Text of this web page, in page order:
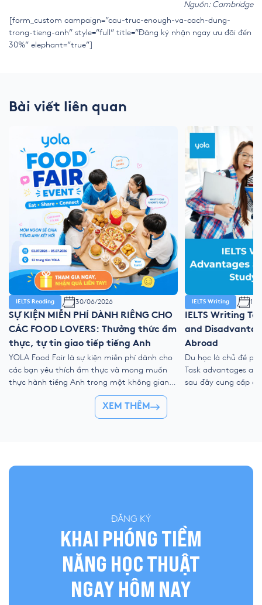
Nguồn: Cambridge
[form_custom campaign=”cau-truc-enough-va-cach-dung-
trong-tieng-anh” style=”full” title=”Đăng ký nhận ngay ưu đãi đến
30%” elephant=”true”]
Bài viết liên quan
IELTS Reading 30/06/2026
SỰ KIỆN MIỄN PHÍ DÀNH RIÊNG CHO
CÁC FOOD LOVERS: Thưởng thức ẩm
thực, tự tin giao tiếp tiếng Anh
YOLA Food Fair là sự kiện miễn phí dành cho
các bạn yêu thích ẩm thực và mong muốn
thực hành tiếng Anh trong một không gian
gần gũi, vui vẻ và nhiều trải nghiệm tương
tác. Tại sự kiện, học viên có thể mang món
ăn yêu thích đến YOLA, cùng bạn bè thưởng
IELTS Writing 11/
IELTS Writing
and
Abroad
Du học là chủ đề
Task advantages
sau đây cung cấp
XEM THÊM
ĐĂNG KÝ
KHAI PHÓNG TIỀM
NĂNG HỌC THUẬT
NGAY HÔM NAY